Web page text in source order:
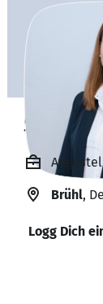
Sophie
Brühl,
Logg Dich